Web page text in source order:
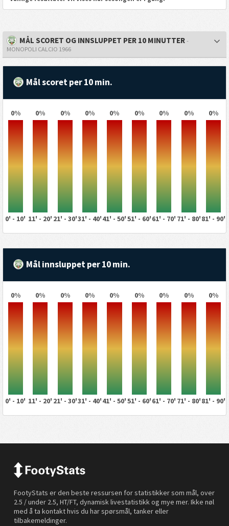
MÅL SCORET OG INNSLUPPET PER 10 MINUTTER -
MONOPOLI CALCIO 1966
Mål scoret per 10 min.
0% 0% 0% 0% 0% 0% 0% 0% 0%
0' - 10' 11' - 20' 21' - 30'31' - 40'41' - 50'51' - 60'61' - 70' 71' - 80'81' - 90'
Mål innsluppet per 10 min.
0% 0% 0% 0% 0% 0% 0% 0% 0%
0' - 10' 11' - 20' 21' - 30'31' - 40'41' - 50'51' - 60'61' - 70' 71' - 80'81' - 90'
FootyStats er den beste ressursen for statistikker som mål, over
2.5 / under 2.5, HT/FT, dynamisk livestatistikk og mye mer. Ikke nøl
med å ta kontakt hvis du har spørsmål, tanker eller
tilbakemeldinger.